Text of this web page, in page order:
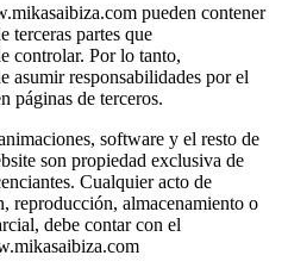
pueden contener
terceras partes que
controlar. Por lo tanto,
asumir responsabilidades por el
páginas de terceros.
software y el resto de
son propiedad exclusiva de
Cualquier acto de
reproducción, almacenamiento o
debe contar con el